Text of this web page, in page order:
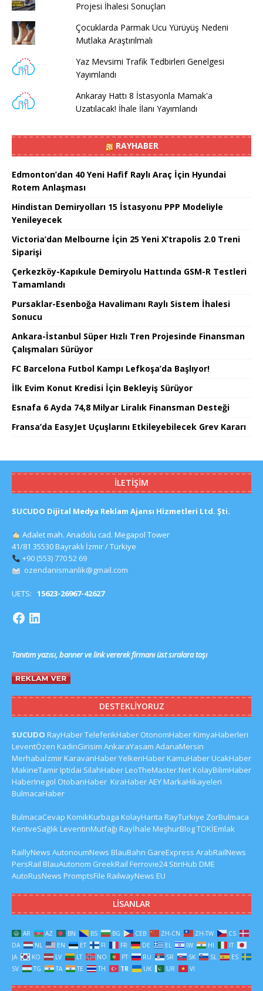
Projesi İhalesi Sonuçları
Çocuklarda Parmak Ucu Yürüyüş Nedeni
Mutlaka Araştırılmalı
Yaz Mevsimi Trafik Tedbirleri Genelgesi
Yayımlandı
Ankaray Hattı 8 İstasyonla Mamak'a
Uzatılacak! İhale İlanı Yayımlandı
RAYHABER
Edmonton’dan 40 Yeni Hafif Raylı Araç İçin Hyundai
Rotem Anlaşması
Hindistan Demiryolları 15 İstasyonu PPP Modeliyle
Yenileyecek
Victoria’dan Melbourne İçin 25 Yeni X’trapolis 2.0 Treni
Siparişi
Çerkezköy-Kapıkule Demiryolu Hattında GSM-R Testleri
Tamamlandı
Pursaklar-Esenboğa Havalimanı Raylı Sistem İhalesi
Sonucu
Ankara-İstanbul Süper Hızlı Tren Projesinde Finansman
Çalışmaları Sürüyor
FC Barcelona Futbol Kampı Lefkoşa’da Başlıyor!
İlk Evim Konut Kredisi İçin Bekleyiş Sürüyor
Esnafa 6 Ayda 74,8 Milyar Liralık Finansman Desteği
Fransa’da EasyJet Uçuşlarını Etkileyebilecek Grev Kararı
İLETIŞIM
SUCUDO Dijital Medya Reklam Ajansı Hizmetleri Ltd. Şti.
Adalet mah. Anadolu cad. Megapol Tower
41/81 35530 Bayraklı İzmir / Türkiye
+90 (553) 770 52 69
ozendanismanlik@gmail.com
UETS: 15623-26967-42627
Tanıtım yazısı, banner ve link vererek firmanı üst sıralara taşı
DESTEKLIYORUZ
SUCUDO RayHaberTeleferikHaber OtonomHaberKimyaHaberleri
LeventÖzen KadinGirisim AnkaraYasam AdanaMersin
MerhabaİzmirKaravanHaberYelkenHaberKamuHaberUcakHaber
MakineTamirIptidai SilahHaberLeoTheMaster.NetKolayBilimHaber
HaberInegol OtobanHaber KiraHaberAEYMarkaHikayeleri
BulmacaHaber
BulmacaCevap KomikKurbaga KolayHarita RayTurkiye ZorBulmaca
KentveSağlıkLeventinMutfağı Rayİhale MeşhurBlogTOKİEmlak
RaillyNews AutonoumNews BlauBahn GareExpress ArabRailNews
PersRail BlauAutonom GreekRail Ferrovie24 StiriHub DME
AutoRusNews PromptsFile RailwayNews EU
LISANLAR
AR AZ BN BS BG CEB ZH-CN ZH-TW
CS
DA
NL EN ET FI FR DE EL IW HI
IT
JA
KO LV LT NO PT RU SR SK SL
ES
SV
TG TA TE TH TR UK UR VI